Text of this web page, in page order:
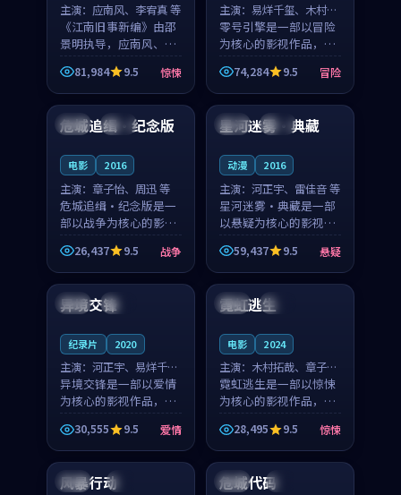
主演： 应南风、李宥真 等
《江南旧事新编》由邵
景明执导，应南风、李
宥真领衔主演，是一部
2018年上映的日本惊悚
综艺。影片以邻里温情
为切入，呈现一段从初
遇到告别都浸着真实
81,984 9.5 惊悚
主演： 易烊千玺、木村拓
哉 等
零号引擎是一部以冒险
为核心的影视作品，围
绕危机、反转与人物成
长展开，整体节奏紧
凑，值得推荐观看。
74,284 9.5 冒险
中国 高分
危城追缉·纪念版
电影 2016
主演： 章子怡、周迅 等
危城追缉·纪念版是一
部以战争为核心的影视
作品，围绕危机、反转
与人物成长展开，整体
节奏紧凑，值得推荐观
26,437 9.5 战争
中国 高分
星河迷雾·典藏
动漫 2016
主演： 河正宇、雷佳音 等
星河迷雾·典藏是一部
以悬疑为核心的影视作
品，围绕危机、反转与
人物成长展开，整体节
奏紧凑，值得推荐观
看。
59,437 9.5 悬疑
泰国 独播
异境交锋
纪录片 2020
主演： 河正宇、易烊千玺
等
异境交锋是一部以爱情
为核心的影视作品，围
绕危机、反转与人物成
长展开，整体节奏紧
凑，值得推荐观看。
30,555 9.5 爱情
英国 高分
霓虹逃生
电影 2024
主演： 木村拓哉、章子怡
等
霓虹逃生是一部以惊悚
为核心的影视作品，围
绕危机、反转与人物成
长展开，整体节奏紧
凑，值得推荐观看。
28,495 9.5 惊悚
法国 4K
风暴行动 中国 4K
危城代码